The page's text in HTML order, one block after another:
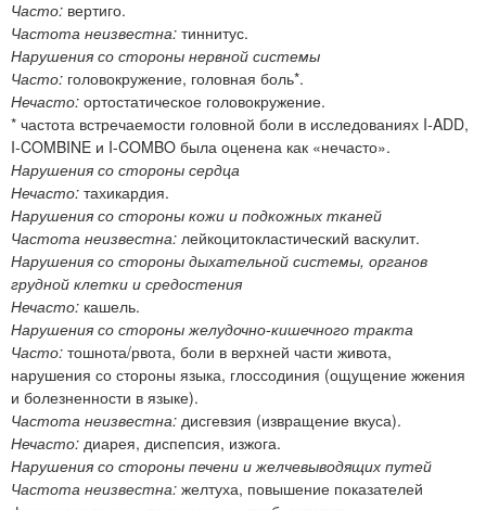
Часто: вертиго.
Частота неизвестна: тиннитус.
Нарушения со стороны нервной системы
Часто: головокружение, головная боль*.
Нечасто: ортостатическое головокружение.
* частота встречаемости головной боли в исследованиях I-ADD,
I-COMBINE и I-COMBO была оценена как «нечасто».
Нарушения со стороны сердца
Нечасто: тахикардия.
Нарушения со стороны кожи и подкожных тканей
Частота неизвестна: лейкоцитокластический васкулит.
Нарушения со стороны дыхательной системы, органов
грудной клетки и средостения
Нечасто: кашель.
Нарушения со стороны желудочно-кишечного тракта
Часто: тошнота/рвота, боли в верхней части живота,
нарушения со стороны языка, глоссодиния (ощущение жжения
и болезненности в языке).
Частота неизвестна: дисгевзия (извращение вкуса).
Нечасто: диарея, диспепсия, изжога.
Нарушения со стороны печени и желчевыводящих путей
Частота неизвестна: желтуха, повышение показателей